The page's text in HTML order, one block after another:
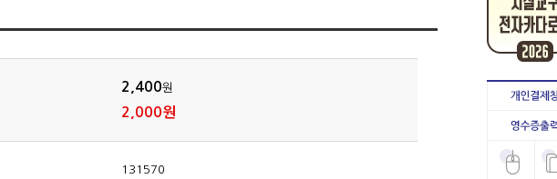
2,400원
2,000원
131570